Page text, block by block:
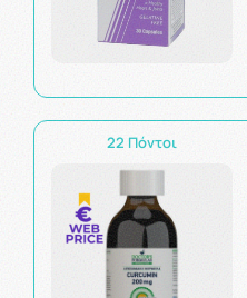
22 Πόντοι